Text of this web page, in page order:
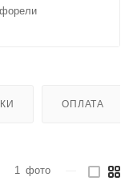
ОПЛАТА
1 фото